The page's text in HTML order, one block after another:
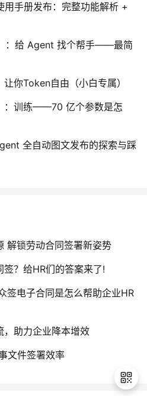
手册发布：完整功能解析 +
：给 Agent 找个帮手——最简
你Token自由（小白专属）
：训练——70 亿个参数是怎
全自动图文发布的探索与踩
解锁劳动合同签署新姿势
？给HR们的答案来了!
，助力企业降本增效
文件签署效率